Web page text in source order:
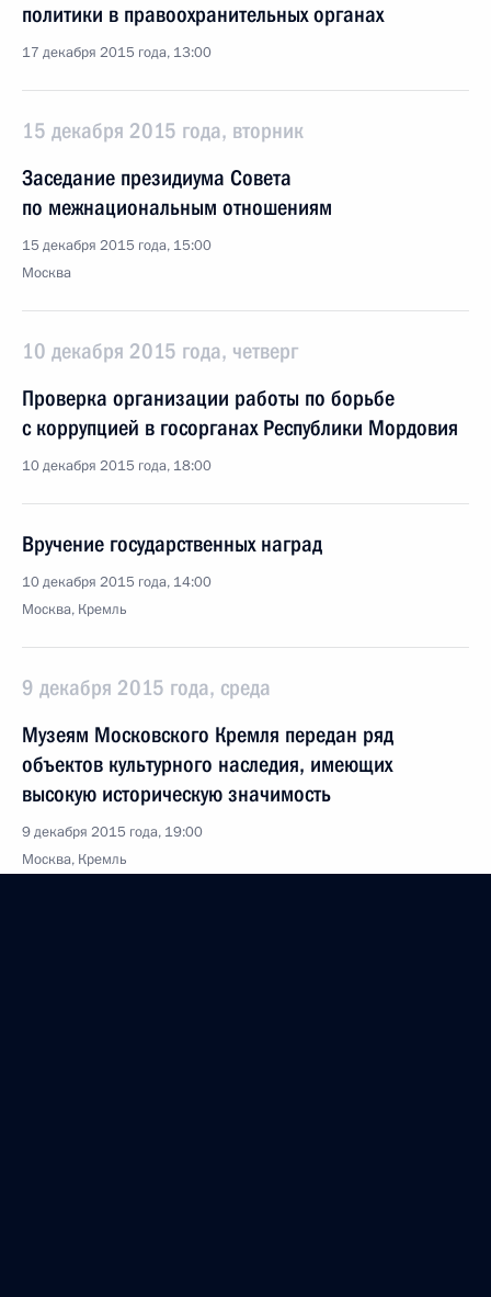
политики в правоохранительных органах
17 декабря 2015 года, 13:00
15 декабря 2015 года, вторник
Заседание президиума Совета
по межнациональным отношениям
15 декабря 2015 года, 15:00
Москва
10 декабря 2015 года, четверг
Проверка организации работы по борьбе
с коррупцией в госорганах Республики Мордовия
10 декабря 2015 года, 18:00
Вручение государственных наград
10 декабря 2015 года, 14:00
Москва, Кремль
9 декабря 2015 года, среда
Музеям Московского Кремля передан ряд
объектов культурного наследия, имеющих
высокую историческую значимость
9 декабря 2015 года, 19:00
Москва, Кремль